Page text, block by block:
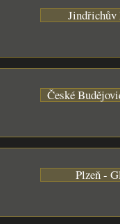
Jindřichův
České
Plzeň -